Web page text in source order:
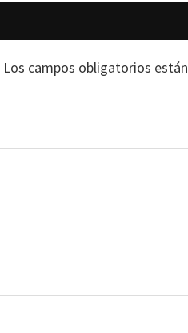
Los campos obligatorios están